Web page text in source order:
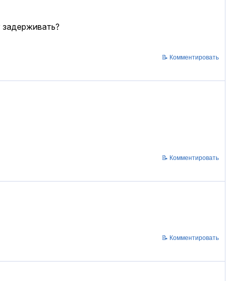
📝 Комментировать
📝 Комментировать
📝 Комментировать